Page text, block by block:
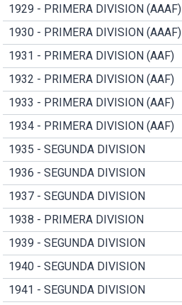
1929 - PRIMERA DIVISION (AAAF)
1930 - PRIMERA DIVISION (AAAF)
1931 - PRIMERA DIVISION (AAF)
1932 - PRIMERA DIVISION (AAF)
1933 - PRIMERA DIVISION (AAF)
1934 - PRIMERA DIVISION (AAF)
1935 - SEGUNDA DIVISION
1936 - SEGUNDA DIVISION
1937 - SEGUNDA DIVISION
1938 - PRIMERA DIVISION
1939 - SEGUNDA DIVISION
1940 - SEGUNDA DIVISION
1941 - SEGUNDA DIVISION